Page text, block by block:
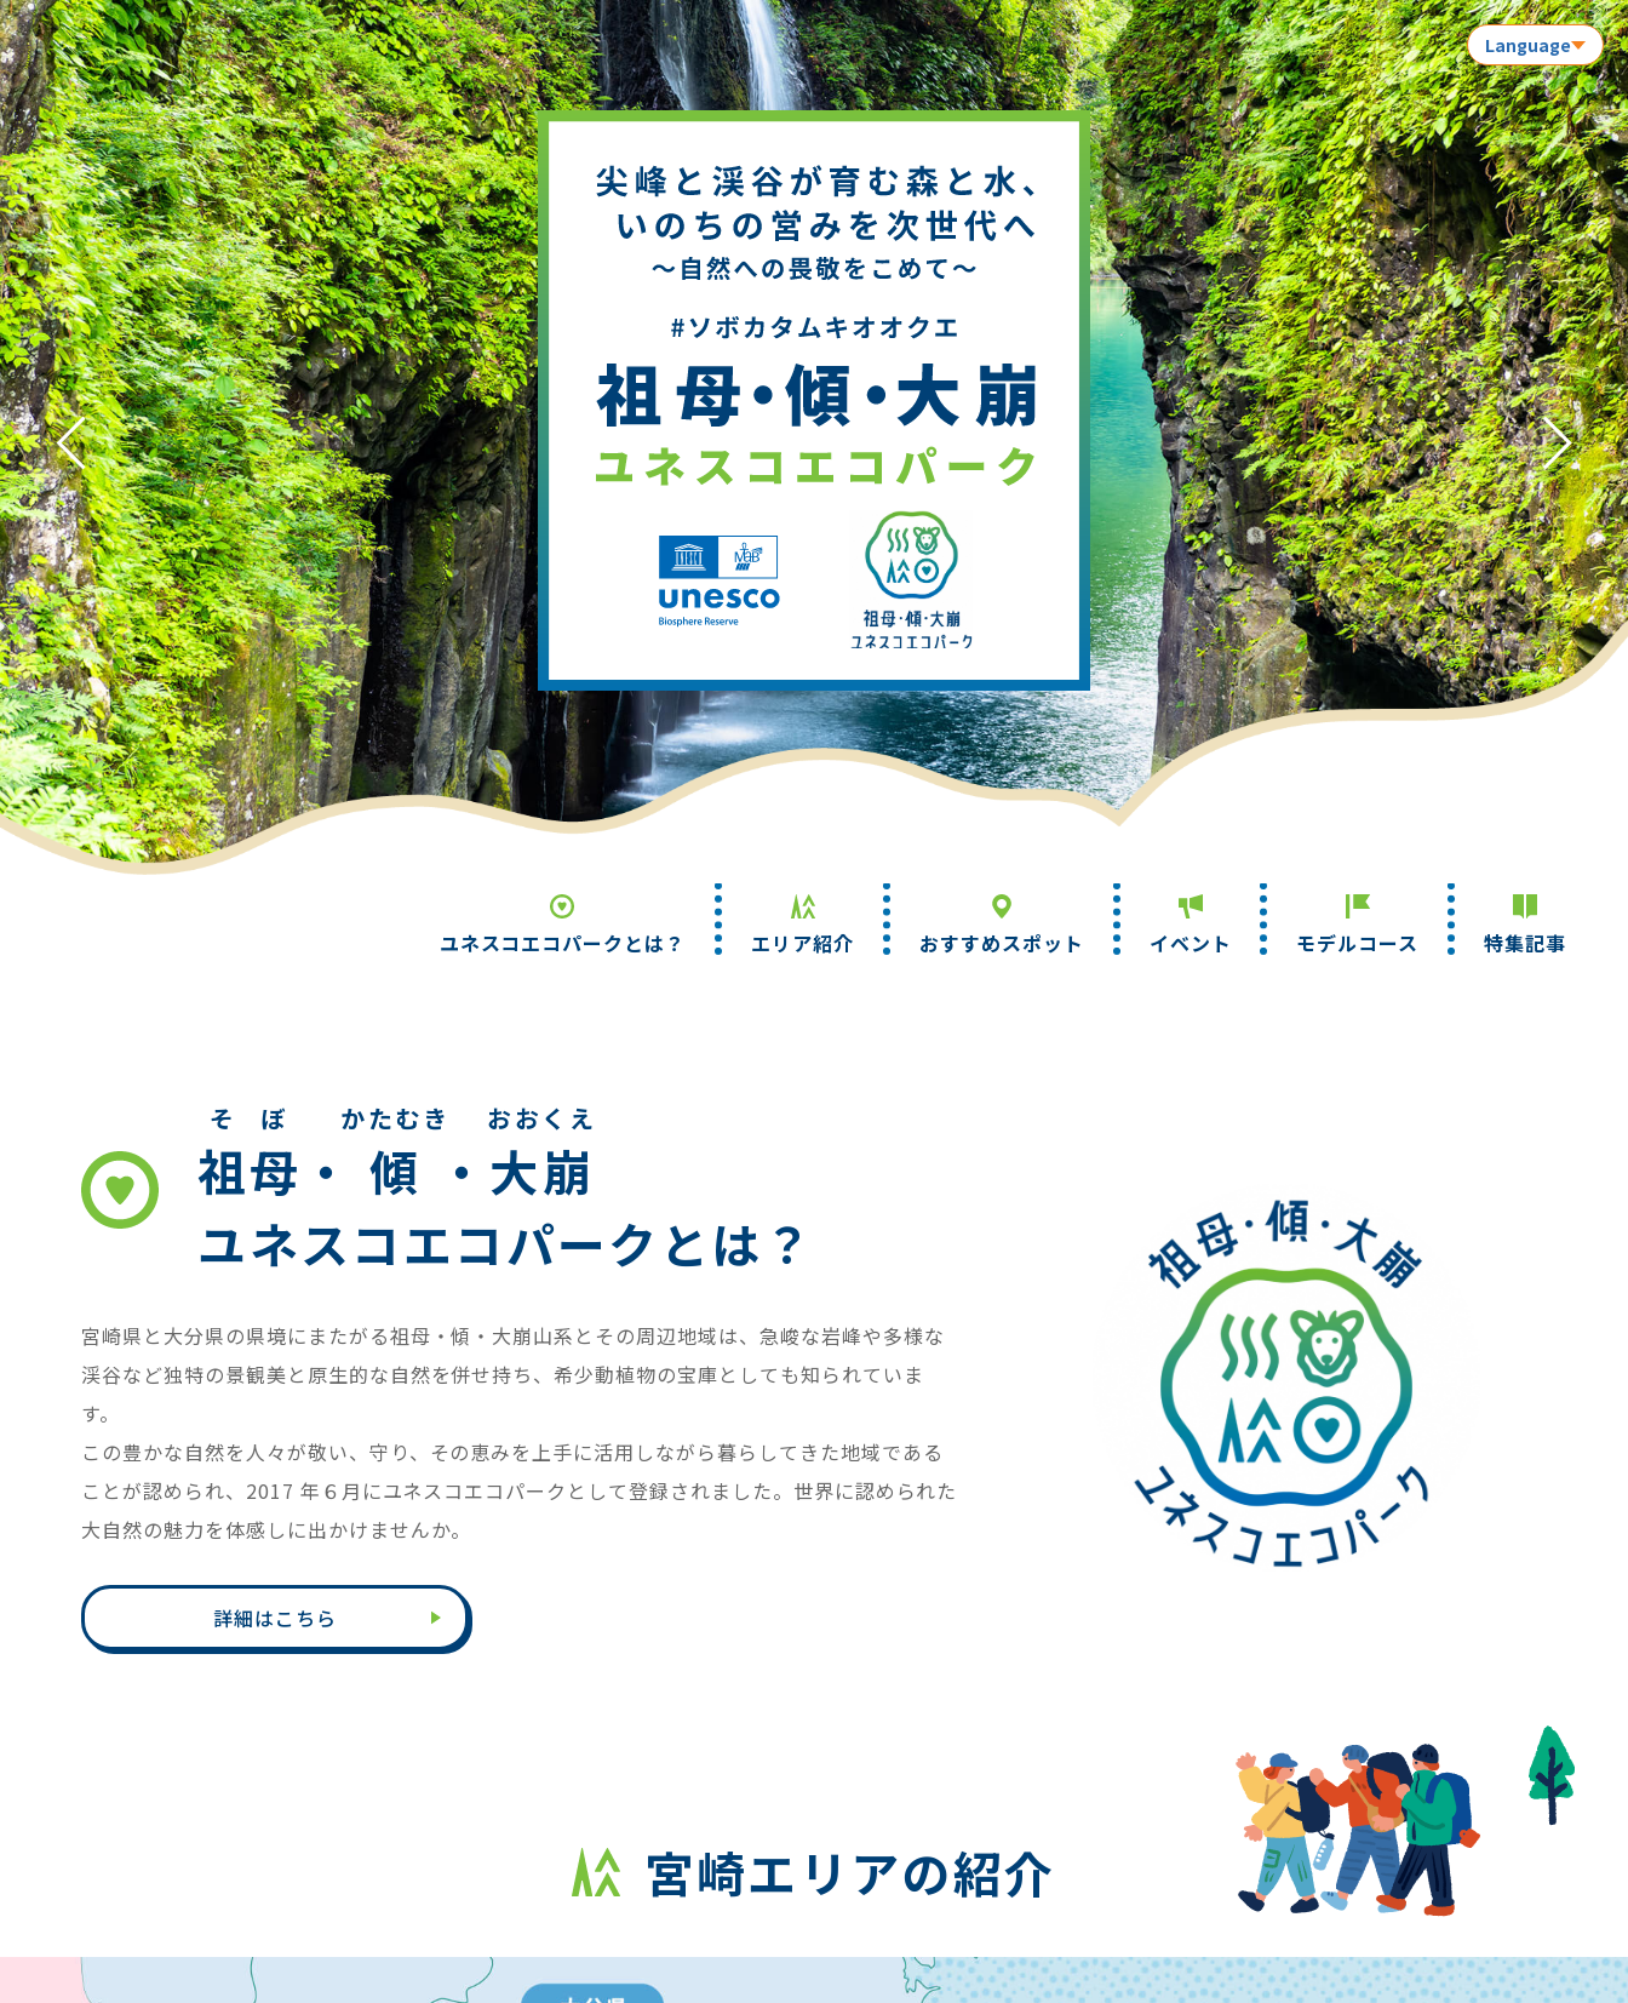
Language
ユネスコエコパークとは？ エリア紹介 おすすめスポット イベント モデルコース 特集記事
祖母
そぼ
・ 傾
かたむき
・ 大崩
おおくえ
ユネスコエコパークとは？
宮崎県と大分県の県境にまたがる祖母・傾・大崩山系とその周辺地域は、急峻な岩峰や多様な
渓谷など独特の景観美と原生的な自然を併せ持ち、希少動植物の宝庫としても知られていま
す。
この豊かな自然を人々が敬い、守り、その恵みを上手に活用しながら暮らしてきた地域である
ことが認められ、2017 年６月にユネスコエコパークとして登録されました。世界に認められた
大自然の魅力を体感しに出かけませんか。
詳細はこちら
宮崎エリアの紹介